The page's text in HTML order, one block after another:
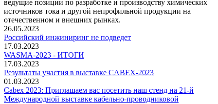
ведущие позиции по разработке и производству химических
источников тока и другой непрофильной продукции на
отечественном и внешних рынках.
26.05.2023
Российский инжиниринг не подведет
17.03.2023
WASMA-2023 - ИТОГИ
17.03.2023
Результаты участия в выставке CABEX-2023
01.03.2023
Cabex 2023: Приглашаем вас посетить наш стенд на 21-й
Международной выставке кабельно-проводниковой